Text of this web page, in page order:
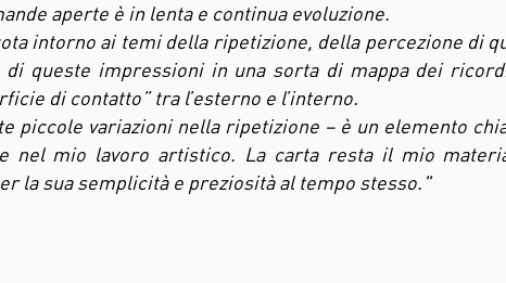
aperte è in lenta e continua evoluzione.
intorno ai temi della ripetizione, della percezione di
di queste impressioni in una sorta di mappa dei
di contatto” tra l’esterno e l’interno.
piccole variazioni nella ripetizione – è un elemento
nel mio lavoro artistico. La carta resta il mio
la sua semplicità e preziosità al tempo stesso."